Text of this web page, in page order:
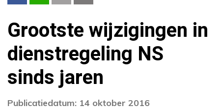
Grootste wijzigingen in
dienstregeling NS
sinds jaren
Publicatiedatum: 14 oktober 2016